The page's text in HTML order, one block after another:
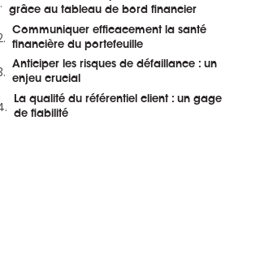
et en replay
grâce au tableau de bord financier
Communiquer efficacement la santé
financière du portefeuille
Anticiper les risques de défaillance : un
enjeu crucial
La qualité du référentiel client : un gage
de fiabilité